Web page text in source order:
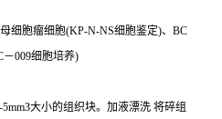
细胞瘤细胞(KP-N-NS细胞鉴定)、BC
－009细胞培养)
大小的组织块。加液漂洗 将碎组